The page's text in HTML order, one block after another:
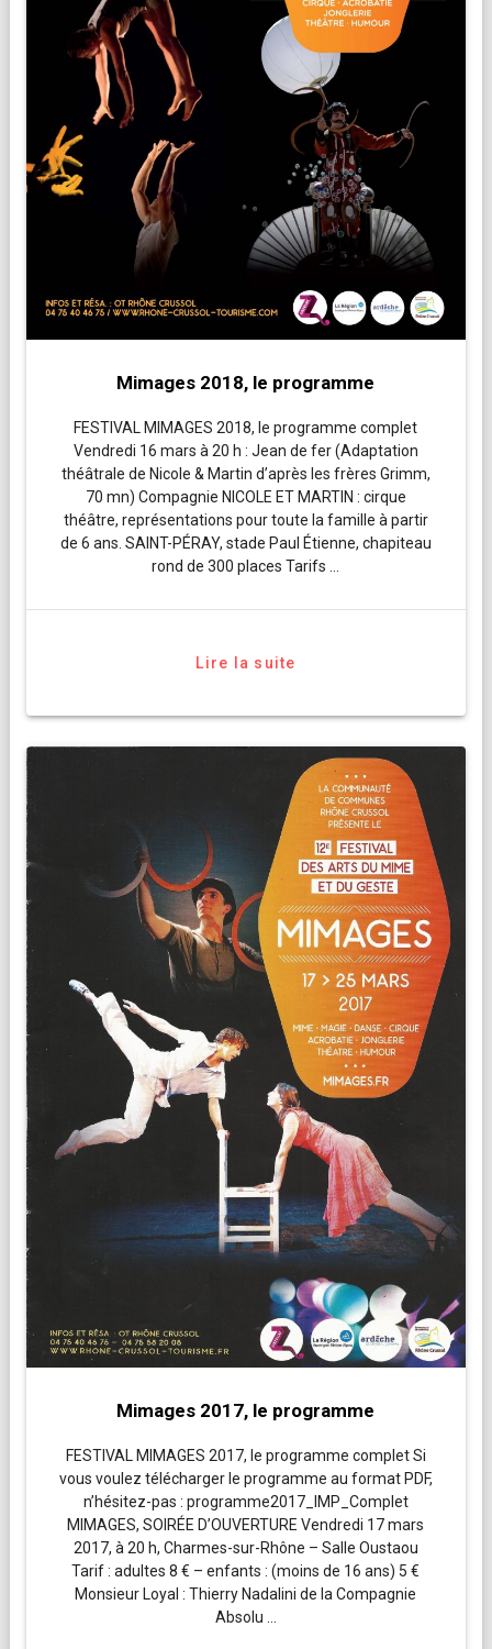
Mimages 2018, le programme
FESTIVAL MIMAGES 2018, le programme complet
Vendredi 16 mars à 20 h : Jean de fer (Adaptation
théâtrale de Nicole & Martin d’après les frères Grimm,
70 mn) Compagnie NICOLE ET MARTIN : cirque
théâtre, représentations pour toute la famille à partir
de 6 ans. SAINT-PÉRAY, stade Paul Étienne, chapiteau
rond de 300 places Tarifs …
Lire la suite
Mimages 2017, le programme
FESTIVAL MIMAGES 2017, le programme complet Si
vous voulez télécharger le programme au format PDF,
n’hésitez-pas : programme2017_IMP_Complet
MIMAGES, SOIRÉE D’OUVERTURE Vendredi 17 mars
2017, à 20 h, Charmes-sur-Rhône – Salle Oustaou
Tarif : adultes 8 € – enfants : (moins de 16 ans) 5 €
Monsieur Loyal : Thierry Nadalini de la Compagnie
Absolu …